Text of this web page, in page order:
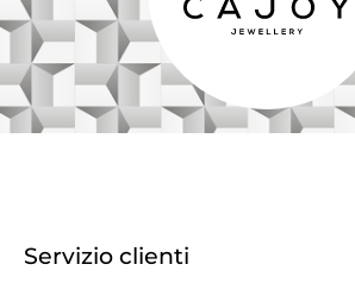
Servizio clienti